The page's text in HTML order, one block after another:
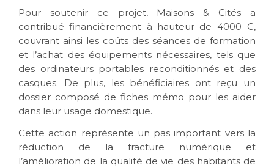
Pour soutenir ce projet, Maisons & Cités a
contribué financièrement à hauteur de 4000 €,
couvrant ainsi les coûts des séances de formation
et l’achat des équipements nécessaires, tels que
des ordinateurs portables reconditionnés et des
casques. De plus, les bénéficiaires ont reçu un
dossier composé de fiches mémo pour les aider
dans leur usage domestique.
Cette action représente un pas important vers la
réduction de la fracture numérique et
l’amélioration de la qualité de vie des habitants de